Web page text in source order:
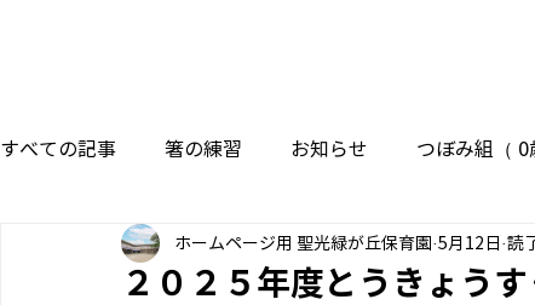
すべての記事 箸の練習 お知らせ つぼみ組（ 0
すみれ組（ 3歳 ） ばら組（ 4歳 ） ゆり組（ 5
２０２５年度とうきょう
ホームページ用 聖光緑が丘保育園 5月12日 読